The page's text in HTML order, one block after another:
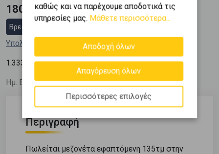
180.000 €
Βρες στεγαστικό δάνειο
Υπολόγισε τη δόση μου
1.333 € / m2
Ημ. Ενημέρωσης: 08/07/26
Περιγραφή
Πωλείται μεζονέτα εφαπτόμενη 135τμ στην
καθώς και να παρέχουμε αποδοτικά τις
υπηρεσίες μας. Μάθετε περισσότερα...
Αποδοχή όλων
Απαγόρευση όλων
Περισσότερες επιλογές